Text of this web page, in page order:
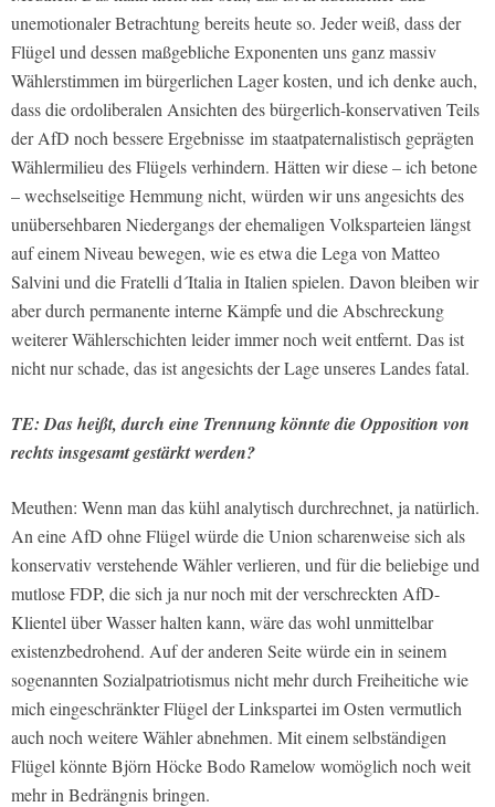
unemotionaler Betrachtung bereits heute so. Jeder weiß, dass der
Flügel und dessen maßgebliche Exponenten uns ganz massiv
Wählerstimmen im bürgerlichen Lager kosten, und ich denke auch,
dass die ordoliberalen Ansichten des bürgerlich-konservativen Teils
der AfD noch bessere Ergebnisse im staatpaternalistisch geprägten
Wählermilieu des Flügels verhindern. Hätten wir diese – ich betone
– wechselseitige Hemmung nicht, würden wir uns angesichts des
unübersehbaren Niedergangs der ehemaligen Volksparteien längst
auf einem Niveau bewegen, wie es etwa die Lega von Matteo
Salvini und die Fratelli d´Italia in Italien spielen. Davon bleiben wir
aber durch permanente interne Kämpfe und die Abschreckung
weiterer Wählerschichten leider immer noch weit entfernt. Das ist
nicht nur schade, das ist angesichts der Lage unseres Landes fatal.
TE: Das heißt, durch eine Trennung könnte die Opposition von
rechts insgesamt gestärkt werden?
Meuthen: Wenn man das kühl analytisch durchrechnet, ja natürlich.
An eine AfD ohne Flügel würde die Union scharenweise sich als
konservativ verstehende Wähler verlieren, und für die beliebige und
mutlose FDP, die sich ja nur noch mit der verschreckten AfD-
Klientel über Wasser halten kann, wäre das wohl unmittelbar
existenzbedrohend. Auf der anderen Seite würde ein in seinem
sogenannten Sozialpatriotismus nicht mehr durch Freiheitiche wie
mich eingeschränkter Flügel der Linkspartei im Osten vermutlich
auch noch weitere Wähler abnehmen. Mit einem selbständigen
Flügel könnte Björn Höcke Bodo Ramelow womöglich noch weit
mehr in Bedrängnis bringen.